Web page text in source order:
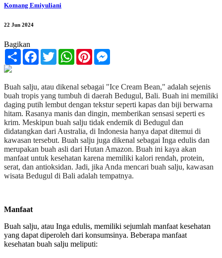
Komang Emiyuliani
22 Jun 2024
Bagikan
Share FacebookTwitterWhatsApp
Pinterest
Buah salju, atau dikenal sebagai "Ice Cream Bean," adalah sejenis
buah tropis yang tumbuh di daerah Bedugul, Bali. Buah ini memiliki
daging putih lembut dengan tekstur seperti kapas dan biji berwarna
hitam. Rasanya manis dan dingin, memberikan sensasi seperti es
krim. Meskipun buah salju tidak endemik di Bedugul dan
didatangkan dari Australia, di Indonesia hanya dapat ditemui di
kawasan tersebut. Buah salju juga dikenal sebagai Inga edulis dan
merupakan buah asli dari Hutan Amazon. Buah ini kaya akan
manfaat untuk kesehatan karena memiliki kalori rendah, protein,
serat, dan antioksidan. Jadi, jika Anda mencari buah salju, kawasan
wisata Bedugul di Bali adalah tempatnya.
Manfaat
Buah salju, atau Inga edulis, memiliki sejumlah manfaat kesehatan
yang dapat diperoleh dari konsumsinya. Beberapa manfaat
kesehatan buah salju meliputi: